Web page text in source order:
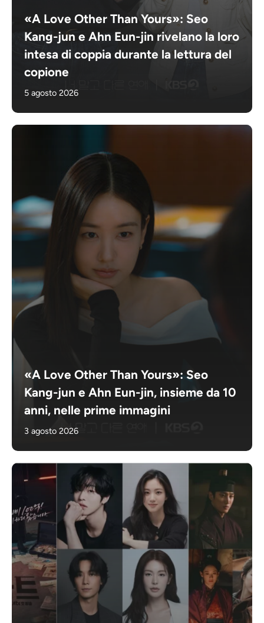
«A Love Other Than Yours»: Seo
Kang-jun e Ahn Eun-jin rivelano la loro
intesa di coppia durante la lettura del
copione
5 agosto 2026
«A Love Other Than Yours»: Seo
Kang-jun e Ahn Eun-jin, insieme da 10
anni, nelle prime immagini
3 agosto 2026